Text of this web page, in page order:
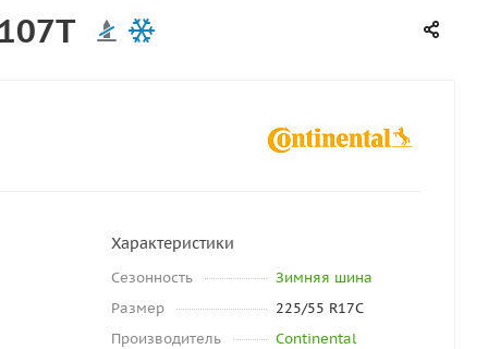
Характеристики
Сезонность
Зимняя шина
Размер
225/55 R17C
Производитель
Continental